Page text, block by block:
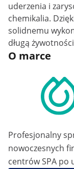
uderzenia i
chemikalia.
solidnemu
długą
O marce
Profesjonalny
nowoczesnych
centrów SPA po